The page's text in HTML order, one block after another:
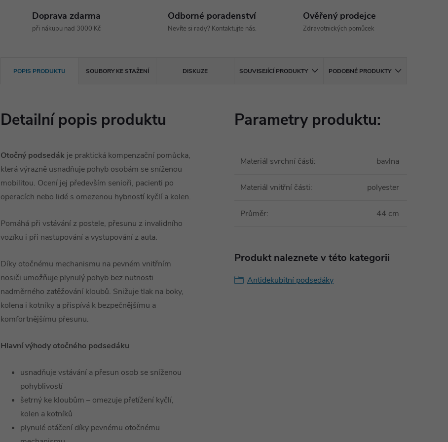
Doprava zdarma
při nákupu nad 3000 Kč
Odborné poradenství
Nevíte si rady? Kontaktujte nás.
Ověřený prodejce
Zdravotnických pomůcek
POPIS PRODUKTU SOUBORY KE STAŽENÍ DISKUZE SOUVISEJÍCÍ PRODUKTY PODOBNÉ PRODUKTY
Detailní popis produktu
Otočný podsedák je praktická kompenzační pomůcka,
která výrazně usnadňuje pohyb osobám se sníženou
mobilitou. Ocení jej především senioři, pacienti po
operacích nebo lidé s omezenou hybností kyčlí a kolen.
Pomáhá při vstávání z postele, přesunu z invalidního
vozíku i při nastupování a vystupování z auta.
Díky otočnému mechanismu na pevném vnitřním
nosiči umožňuje plynulý pohyb bez nutnosti
nadměrného zatěžování kloubů. Snižuje tlak na boky,
kolena i kotníky a přispívá k bezpečnějšímu a
komfortnějšímu přesunu.
Hlavní výhody otočného podsedáku
usnadňuje vstávání a přesun osob se sníženou
pohyblivostí
šetrný ke kloubům – omezuje přetížení kyčlí,
kolen a kotníků
plynulé otáčení díky pevnému otočnému
Parametry produktu:
Materiál svrchní části: bavlna
Materiál vnitřní části: polyester
Průměr: 44 cm
Produkt naleznete v této kategorii
Antidekubitní podsedáky